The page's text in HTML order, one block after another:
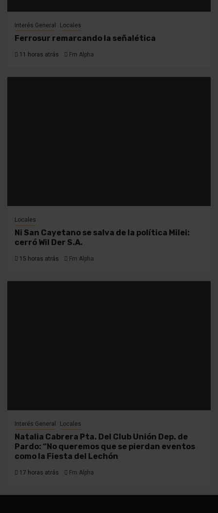
Interés General Locales
Ferrosur remarcando la señalética
11 horas atrás Fm Alpha
Locales
Ni San Cayetano se salva de la política Milei:
cerró Wil Der S.A.
15 horas atrás Fm Alpha
Interés General Locales
Natalia Cabrera Pta. Del Club Unión Dep. de
Pardo: “No queremos que se pierdan eventos
como la Fiesta del Lechón
17 horas atrás Fm Alpha